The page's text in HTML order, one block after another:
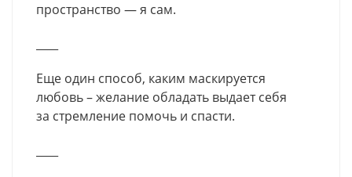
пространство — я сам.
Еще один способ, каким маскируется
любовь – желание обладать выдает себя
за стремление помочь и спасти.